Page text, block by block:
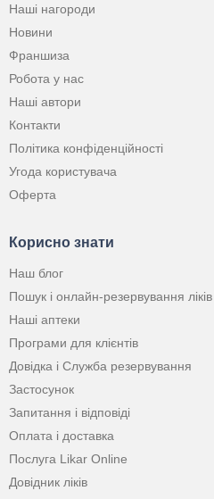
Наші нагороди
Новини
Франшиза
Робота у нас
Наші автори
Контакти
Політика конфіденційності
Угода користувача
Оферта
Корисно знати
Наш блог
Пошук і онлайн-резервування ліків
Наші аптеки
Програми для клієнтів
Довідка і Служба резервування
Застосунок
Запитання і відповіді
Оплата і доставка
Послуга Likar Online
Довідник ліків